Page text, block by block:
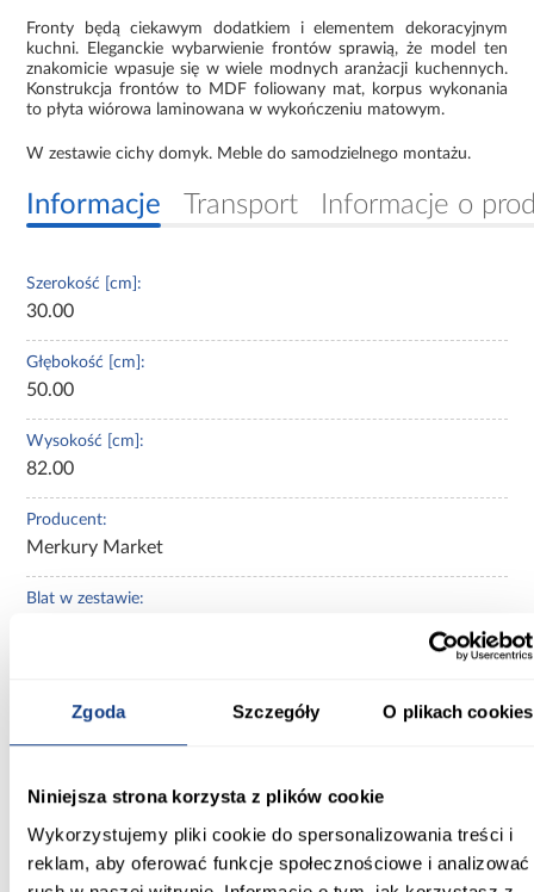
Zgoda Szczegóły O plikach cookies
Niniejsza strona korzysta z plików cookie
Wykorzystujemy pliki cookie do spersonalizowania treści i
reklam, aby oferować funkcje społecznościowe i analizować
Fronty będą ciekawym dodatkiem i elementem dekoracyjnym
kuchni. Eleganckie wybarwienie frontów sprawią, że model ten
znakomicie wpasuje się w wiele modnych aranżacji kuchennych.
Konstrukcja frontów to MDF foliowany mat, korpus wykonania
to płyta wiórowa laminowana w wykończeniu matowym.
W zestawie cichy domyk. Meble do samodzielnego montażu.
Informacje Transport Informacje o
Szerokość [cm]:
30.00
Głębokość [cm]:
50.00
Wysokość [cm]:
82.00
Producent:
Merkury Market
Blat w zestawie:
Głębokość szafek dolnych [cm]:
50.00